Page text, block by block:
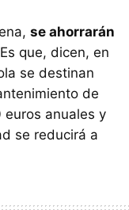
se ahorrarán
que, dicen, en
se destinan
de
anuales y
se reducirá a